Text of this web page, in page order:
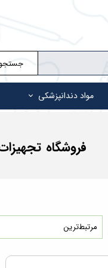
جستجو
مواد دندانپزشکی
فروشگاه
مرتبط‌ترین